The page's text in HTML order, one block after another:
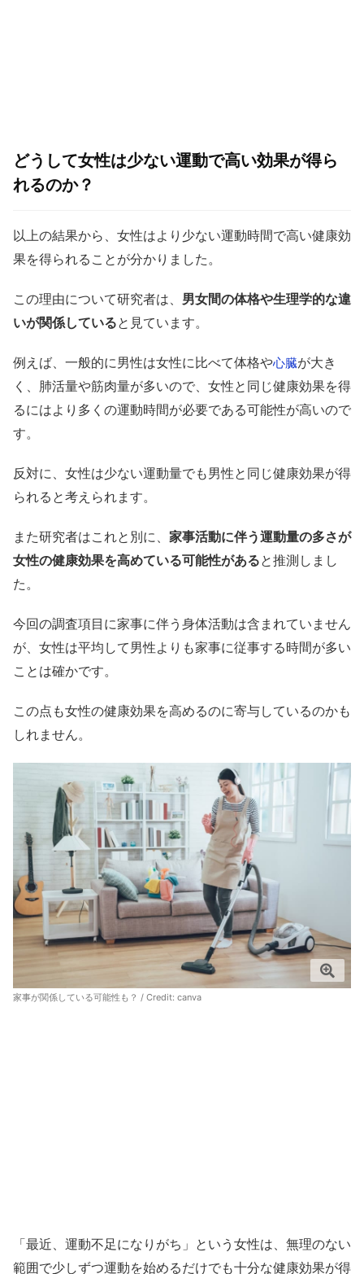
どうして女性は少ない運動で高い効果が得ら
れるのか？
以上の結果から、女性はより少ない運動時間で高い健康効
果を得られることが分かりました。
この理由について研究者は、 男女間の体格や生理学的な違
いが関係していると見ています。
例えば、一般的に男性は女性に比べて体格や心臓が大き
く、肺活量や筋肉量が多いので、女性と同じ健康効果を得
るにはより多くの運動時間が必要である可能性が高いので
す。
反対に、女性は少ない運動量でも男性と同じ健康効果が得
られると考えられます。
また研究者はこれと別に、 家事活動に伴う運動量の多さが
女性の健康効果を高めている可能性があると推測しまし
た。
今回の調査項目に家事に伴う身体活動は含まれていません
が、女性は平均して男性よりも家事に従事する時間が多い
ことは確かです。
この点も女性の健康効果を高めるのに寄与しているのかも
しれません。
家事が関係している可能性も？ / Credit: canva
「最近、運動不足になりがち」という女性は、無理のない
範囲で少しずつ運動を始めるだけでも十分な健康効果が得